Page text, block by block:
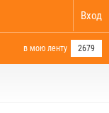
Вход
в мою ленту 2679